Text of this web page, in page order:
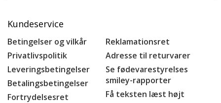
Kundeservice
Betingelser og vilkår
Privatlivspolitik
Leveringsbetingelser
Betalingsbetingelser
Fortrydelsesret
Reklamationsret
Adresse til returvarer
Se fødevarestyrelses
smiley-rapporter
Få teksten læst højt